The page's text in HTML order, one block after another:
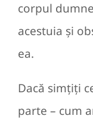
corpul
acestuia și
ea.
Dacă simțiți
parte – cum